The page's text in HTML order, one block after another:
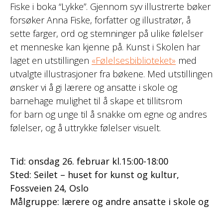
Fiske i boka “Lykke”. Gjennom syv illustrerte bøker
forsøker Anna Fiske, forfatter og illustratør, å
sette farger, ord og stemninger på ulike følelser
et menneske kan kjenne på. Kunst i Skolen har
laget en utstillingen «Følelsesbiblioteket» med
utvalgte illustrasjoner fra bøkene. Med utstillingen
ønsker vi å gi lærere og ansatte i skole og
barnehage mulighet til å skape et tillitsrom
for barn og unge til å snakke om egne og andres
følelser, og å uttrykke følelser visuelt.
Tid: onsdag 26. februar kl.15:00-18:00
Sted: Seilet – huset for kunst og kultur,
Fossveien 24, Oslo
Målgruppe: lærere og andre ansatte i skole og